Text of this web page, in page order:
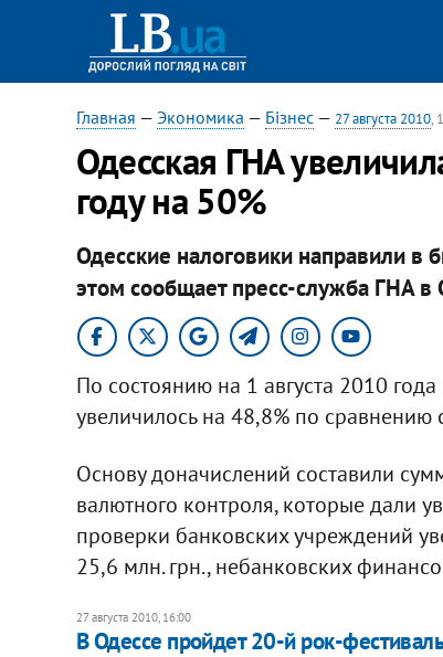
Главная — Экономика — Бізнес— 27 августа 2010,
Одесская ГНА
году на 50%
Одесские налоговики направили
этом сообщает пресс-служба ГНА в
По состоянию на 1 августа 2010
увеличилось на 48,8% по сравнению
Основу доначислений составили
валютного контроля, которые дали
проверки банковских учреждений
25,6 млн. грн., небанковских
27 августа 2010, 16:00
В Одессе пройдет 20-й рок-